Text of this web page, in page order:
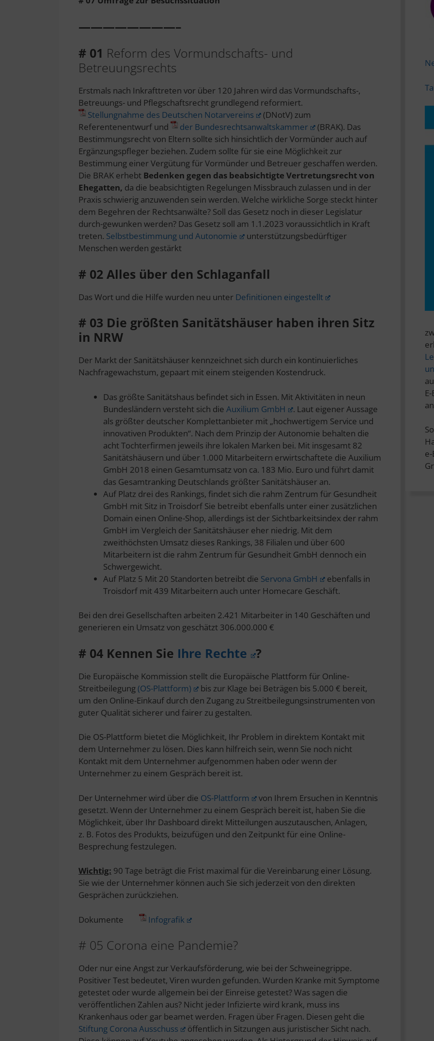
————————–
# 01 Reform des Vormundschafts- und
Betreuungsrechts
Erstmals nach Inkrafttreten vor über 120 Jahren wird das Vormundschafts-,
Betreuungs- und Pflegschaftsrecht grundlegend reformiert.
Stellungnahme des Deutschen Notarvereins
(DNotV) zum
Referentenentwurf und
der Bundesrechtsanwaltskammer
(BRAK). Das
Bestimmungsrecht von Eltern sollte sich hinsichtlich der Vormünder auch auf
Ergänzungspfleger beziehen. Zudem sollte für sie eine Möglichkeit zur
Bestimmung einer Vergütung für Vormünder und Betreuer geschaffen werden.
Die BRAK erhebt Bedenken gegen das beabsichtigte Vertretungsrecht von
Ehegatten, da die beabsichtigten Regelungen Missbrauch zulassen und in der
Praxis schwierig anzuwenden sein werden. Welche wirkliche Sorge steckt hinter
dem Begehren der Rechtsanwälte? Soll das Gesetz noch in dieser Legislatur
durch-gewunken werden? Das Gesetz soll am 1.1.2023 voraussichtlich in Kraft
treten. Selbstbestimmung und Autonomie
unterstützungsbedürftiger
Menschen werden gestärkt
# 02 Alles über den Schlaganfall
Das Wort und die Hilfe wurden neu unter Definitionen eingestellt
# 03 Die größten Sanitätshäuser haben ihren Sitz
in NRW
Der Markt der Sanitätshäuser kennzeichnet sich durch ein kontinuierliches
Nachfragewachstum, gepaart mit einem steigenden Kostendruck.
Das größte Sanitätshaus befindet sich in Essen. Mit Aktivitäten in neun
Bundesländern versteht sich die Auxilium GmbH
. Laut eigener Aussage
als größter deutscher Komplettanbieter mit „hochwertigem Service und
innovativen Produkten“. Nach dem Prinzip der Autonomie behalten die
acht Tochterfirmen jeweils ihre lokalen Marken bei. Mit insgesamt 82
Sanitätshäusern und über 1.000 Mitarbeitern erwirtschaftete die Auxilium
GmbH 2018 einen Gesamtumsatz von ca. 183 Mio. Euro und führt damit
das Gesamtranking Deutschlands größter Sanitätshäuser an.
Auf Platz drei des Rankings, findet sich die rahm Zentrum für Gesundheit
GmbH mit Sitz in Troisdorf Sie betreibt ebenfalls unter einer zusätzlichen
Domain einen Online-Shop, allerdings ist der Sichtbarkeitsindex der rahm
GmbH im Vergleich der Sanitätshäuser eher niedrig. Mit dem
zweithöchsten Umsatz dieses Rankings, 38 Filialen und über 600
Mitarbeitern ist die rahm Zentrum für Gesundheit GmbH dennoch ein
Schwergewicht.
Auf Platz 5 Mit 20 Standorten betreibt die Servona GmbH
ebenfalls in
Troisdorf mit 439 Mitarbeitern auch unter Homecare Geschäft.
Bei den drei Gesellschaften arbeiten 2.421 Mitarbeiter in 140 Geschäften und
generieren ein Umsatz von geschätzt 306.000.000 €
# 04 Kennen Sie Ihre Rechte ?
Die Europäische Kommission stellt die Europäische Plattform für Online-
Streitbeilegung (OS-Plattform)
bis zur Klage bei Beträgen bis 5.000 € bereit,
um den Online-Einkauf durch den Zugang zu Streitbeilegungsinstrumenten von
guter Qualität sicherer und fairer zu gestalten.
Die OS-Plattform bietet die Möglichkeit, Ihr Problem in direktem Kontakt mit
dem Unternehmer zu lösen. Dies kann hilfreich sein, wenn Sie noch nicht
Kontakt mit dem Unternehmer aufgenommen haben oder wenn der
Unternehmer zu einem Gespräch bereit ist.
Der Unternehmer wird über die OS-Plattform
von Ihrem Ersuchen in Kenntnis
gesetzt. Wenn der Unternehmer zu einem Gespräch bereit ist, haben Sie die
Möglichkeit, über Ihr Dashboard direkt Mitteilungen auszutauschen, Anlagen,
z. B. Fotos des Produkts, beizufügen und den Zeitpunkt für eine Online-
Besprechung festzulegen.
Wichtig: 90 Tage beträgt die Frist maximal für die Vereinbarung einer Lösung.
Sie wie der Unternehmer können auch Sie sich jederzeit von den direkten
Gesprächen zurückziehen.
Dokumente Infografik
# 05 Corona eine Pandemie?
Oder nur eine Angst zur Verkaufsförderung, wie bei der Schweinegrippe.
Positiver Test bedeutet, Viren wurden gefunden. Wurden Kranke mit Symptome
getestet oder wurde allgemein bei der Einreise getestet? Was sagen die
veröffentlichen Zahlen aus? Nicht jeder Infizierte wird krank, muss ins
Krankenhaus oder gar beamet werden. Fragen über Fragen. Diesen geht die
Stiftung Corona Ausschuss
öffentlich in Sitzungen aus juristischer Sicht nach.